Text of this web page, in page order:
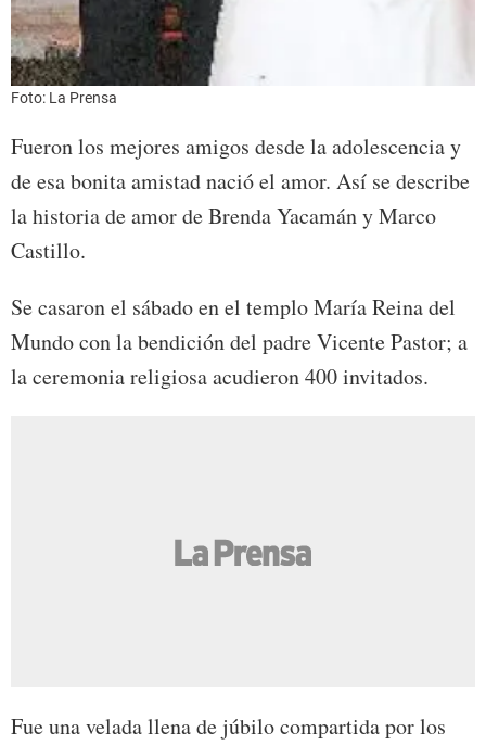
Foto: La Prensa
Fueron los mejores amigos desde la adolescencia y
de esa bonita amistad nació el amor. Así se describe
la historia de amor de Brenda Yacamán y Marco
Castillo.
Se casaron el sábado en el templo María Reina del
Mundo con la bendición del padre Vicente Pastor; a
la ceremonia religiosa acudieron 400 invitados.
Fue una velada llena de júbilo compartida por los